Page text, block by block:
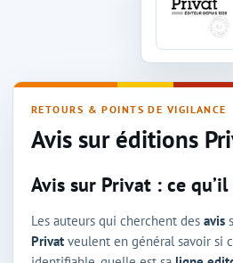
RETOURS & POINTS DE VIGILANCE
Avis sur éditions
Avis sur Privat : ce
Les auteurs qui cherchent des avis
Privat veulent en général savoir si